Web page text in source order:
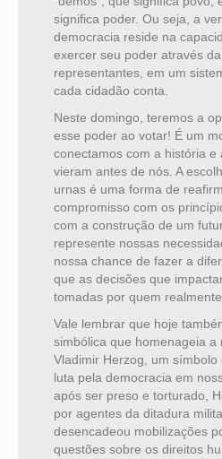
significa poder. Ou seja, a
democracia reside na
exercer seu poder através
representantes, em um
cada cidadão conta.
Neste domingo, teremos a
esse poder ao votar! É um
conectamos com a história e
vieram antes de nós. A
urnas é uma forma de
compromisso com os
com a construção de um
represente nossas
nossa chance de fazer a
que as decisões que
tomadas por quem
Vale lembrar que hoje
simbólica que homenageia a
Vladimir Herzog, um símbolo
luta pela democracia em
após ser preso e torturado,
por agentes da ditadura
desencadeou mobilizações
questões sobre os direitos